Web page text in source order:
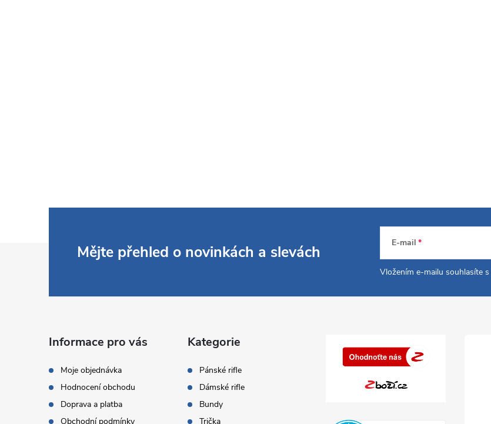
Mějte přehled o novinkách a slevách E-mail
Vložením e-mailu souhlasíte s
Informace pro vás
Moje objednávka
Hodnocení obchodu
Doprava a platba
Obchodní podmínky
Kategorie
Pánské rifle
Dámské rifle
Bundy
Trička